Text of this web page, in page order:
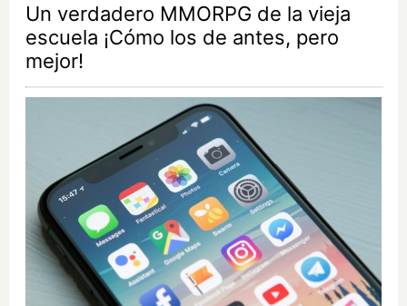
Un verdadero MMORPG de la vieja
escuela ¡Cómo los de antes, pero
mejor!